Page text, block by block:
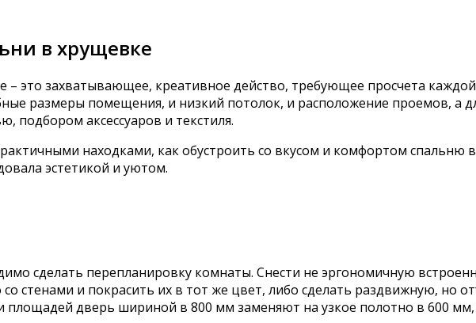
в хрущевке
– это захватывающее, креативное действо, требующее просчета
размеры помещения, и низкий потолок, и расположение проемов, а
подбором аксессуаров и текстиля.
находками, как обустроить со вкусом и комфортом спальню
эстетикой и уютом.
сделать перепланировку комнаты. Снести не эргономичную
стенами и покрасить их в тот же цвет, либо сделать раздвижную, но
дверь шириной в 800 мм заменяют на узкое полотно в 600 мм,